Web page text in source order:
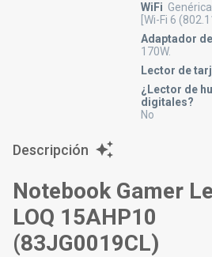
WiFi
[Wi-Fi 6
Adaptador
170W.
Lector de
¿Lector de
digitales?
No
Descripción
Notebook Gamer
LOQ 15AHP10
(83JG0019CL)